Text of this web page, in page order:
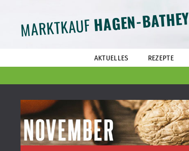
MARKTKAUFHAGEN-BATHEY
AKTUELLES REZEPTE